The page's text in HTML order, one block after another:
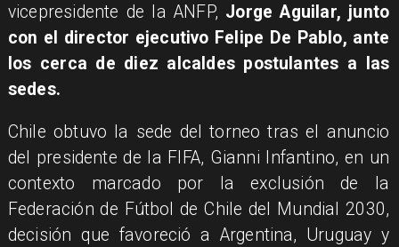
vicepresidente de la ANFP, Jorge Aguilar, junto
con el director ejecutivo Felipe De Pablo, ante
los cerca de diez alcaldes postulantes a las
sedes.
Chile obtuvo la sede del torneo tras el anuncio
del presidente de la FIFA, Gianni Infantino, en un
contexto marcado por la exclusión de la
Federación de Fútbol de Chile del Mundial 2030,
decisión que favoreció a Argentina, Uruguay y